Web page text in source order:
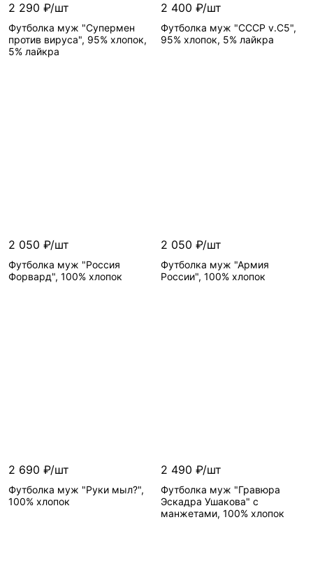
2 290 ₽/шт
Футболка муж "Супермен
против вируса", 95% хлопок,
5% лайкра
2 400 ₽/шт
Футболка муж "СССР v.C5",
95% хлопок, 5% лайкра
2 050 ₽/шт
Футболка муж "Россия
Форвард", 100% хлопок
2 050 ₽/шт
Футболка муж "Армия
России", 100% хлопок
2 690 ₽/шт
Футболка муж "Руки мыл?",
100% хлопок
2 490 ₽/шт
Футболка муж "Гравюра
Эскадра Ушакова" с
манжетами, 100% хлопок